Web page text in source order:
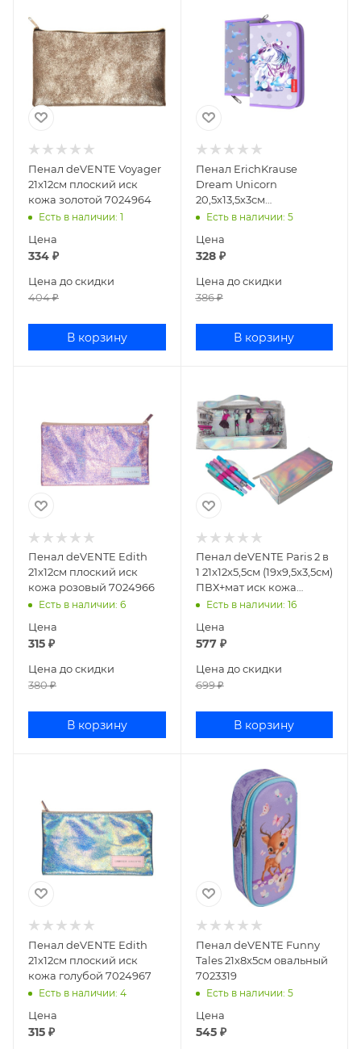
Пенал deVENTE Voyager
21x12см плоский иск
кожа золотой 7024964
Есть в наличии: 1
Цена
334 ₽
Цена до скидки
404₽
В корзину
Пенал ErichKrause
Dream Unicorn
20,5х13,5х3см
прямоугольный текстиль
Есть в наличии: 5
Цена
328₽
Цена до скидки
386₽
В корзину
Пенал deVENTE Edith
21x12см плоский иск
кожа розовый 7024966
Есть в наличии: 6
Цена
315 ₽
Цена до скидки
380₽
В корзину
Пенал deVENTE Paris 2 в
1 21x12x5,5см (19x9,5x3,5см)
ПВХ+мат иск кожа
7025283
Есть в наличии: 16
Цена
577₽
Цена до скидки
699₽
В корзину
Пенал deVENTE Edith
21x12см плоский иск
кожа голубой 7024967
Есть в наличии: 4
Цена
315 ₽
Пенал deVENTE Funny
Tales 21x8x5см овальный
7023319
Есть в наличии: 5
Цена
545₽